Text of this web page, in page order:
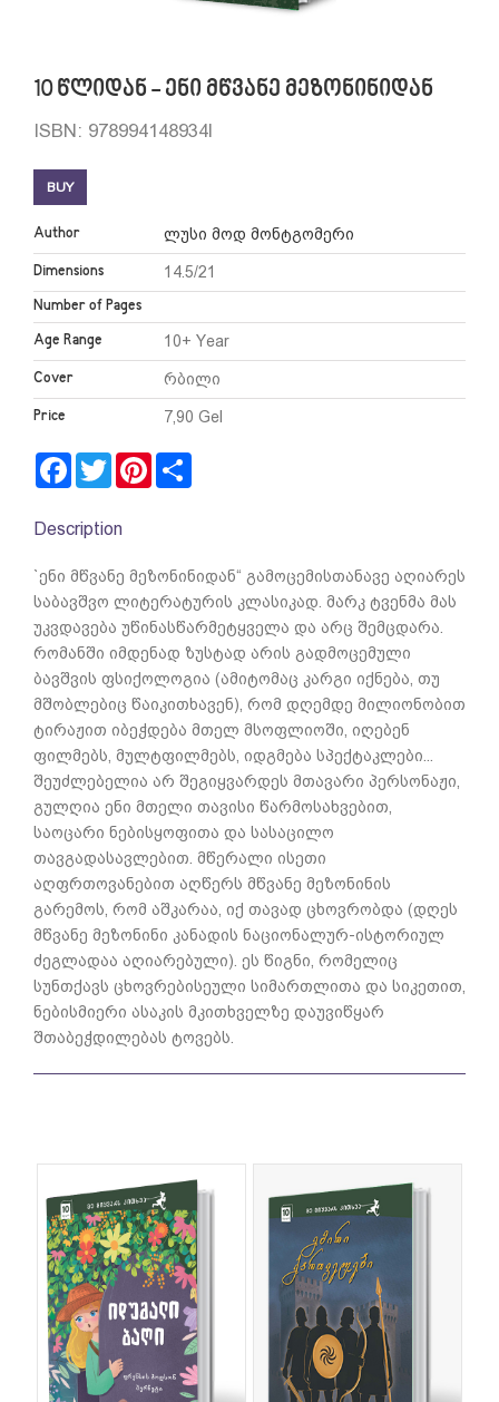
10 წლიდან - ენი მწვანე მეზონინიდან
ISBN: 978994148934l
BUY
Author ლუსი მოდ მონტგომერი
Dimensions
14.5/21
Number of Pages
Age Range
10+ Year
Cover რბილი
Price 7,90 Gel
Facebook
TwitterPinterest
Description
`ენი მწვანე მეზონინიდან“ გამოცემისთანავე აღიარეს
საბავშვო ლიტერატურის კლასიკად. მარკ ტვენმა მას
უკვდავება უწინასწარმეტყველა და არც შემცდარა.
რომანში იმდენად ზუსტად არის გადმოცემული
ბავშვის ფსიქოლოგია (ამიტომაც კარგი იქნება, თუ
მშობლებიც წაიკითხავენ), რომ დღემდე მილიონობით
ტირაჟით იბეჭდება მთელ მსოფლიოში, იღებენ
ფილმებს, მულტფილმებს, იდგმება სპექტაკლები...
შეუძლებელია არ შეგიყვარდეს მთავარი პერსონაჟი,
გულღია ენი მთელი თავისი წარმოსახვებით,
საოცარი ნებისყოფითა და სასაცილო
თავგადასავლებით. მწერალი ისეთი
აღფრთოვანებით აღწერს მწვანე მეზონინის
გარემოს, რომ აშკარაა, იქ თავად ცხოვრობდა (დღეს
მწვანე მეზონინი კანადის ნაციონალურ-ისტორიულ
ძეგლადაა აღიარებული). ეს წიგნი, რომელიც
სუნთქავს ცხოვრებისეული სიმართლითა და სიკეთით,
ნებისმიერი ასაკის მკითხველზე დაუვიწყარ
შთაბეჭდილებას ტოვებს.